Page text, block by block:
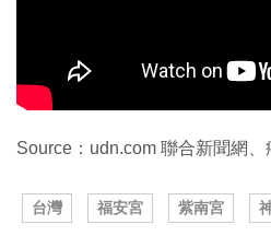
Source：udn.com 聯合新聞網
台灣 福安宮 紫南宮